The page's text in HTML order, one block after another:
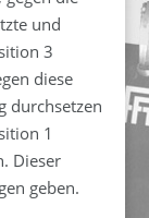
und
3
diese
durchsetzen
1
Dieser
geben.